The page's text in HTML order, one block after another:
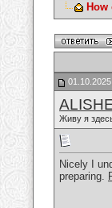
Живу я
Nicely I
preparing.